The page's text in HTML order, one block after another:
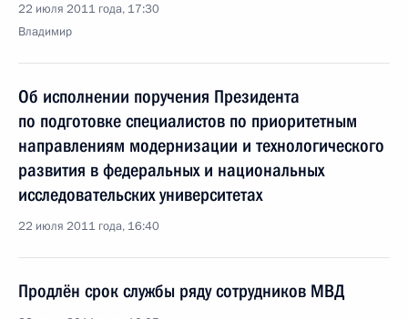
22 июля 2011 года, 17:30
Владимир
Об исполнении поручения Президента
по подготовке специалистов по приоритетным
направлениям модернизации и технологического
развития в федеральных и национальных
исследовательских университетах
22 июля 2011 года, 16:40
Продлён срок службы ряду сотрудников МВД